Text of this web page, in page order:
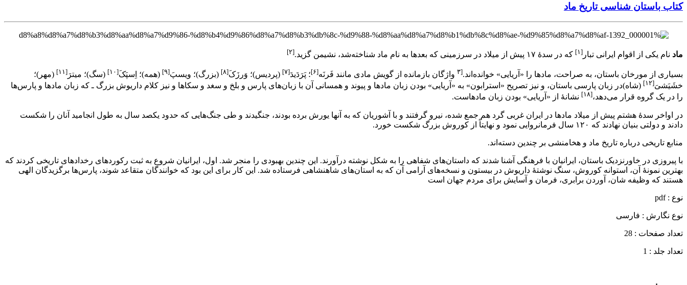
کتاب باستان شناسی تاریخ ماد
ماد نام یکی از اقوام ایرانی تبار [۱] که در سدهٔ ۱۷ پیش از میلاد در سرزمینی که بعدها به نام ماد شناخته‌شد، نشیمن گزید. [۲]
بسیاری از مورخان باستان، به صراحت، مادها را «آریایی» خوانده‌اند.[۳ واژگان بازمانده از گویش مادی مانند فَرنَه[۶] ؛ پَرَدَیدَ[۷] (پردیس)؛ وَرزَکَ[۸] (بزرگ)؛ ویسپَ[۹] (همه)؛ اِسپَکَ[۱۰] (سگ)؛ میترَ[۱۱]
(مهر)؛
خشَیَشیَ[۱۲]
(شاه)در زبان پارسی باستان، و نیز تصریح «استرابون» به «آریایی» بودن زبان مادها و پیوند و همسانی آن با زبان‌های پارس و بلخ و سغد و سکاها و نیز کلام داریوش بزرگ ـ که زبان مادها و پارس‌ها
را در یک گروه قرار می‌دهد،[۱۸] نشانهٔ از «آریایی» بودن زبان مادهاست.
در اواخر سدهٔ هشتم پیش از میلاد مادها در ایران غربی گرد هم جمع شده، نیرو گرفتند و با آشوریان که به آنها یورش برده بودند، جنگیدند و طی جنگ‌هایی که حدود یکصد سال به طول انجامید آنان را شکست
دادند و دولتی بنیان نهادند که ۱۲۰ سال فرمانروایی نمود و نهایتاً از کوروش بزرگ شکست خورد.
منابع تاریخی درباره تاریخ ماد و هخامنشی بر چندین دسته‌اند.
با پیروزی در خاورنزدیک باستان، ایرانیان با فرهنگی آشنا شدند که داستان‌های شفاهی را به شکل نوشته درآورند. این چندین بهبودی را منجر شد. اول، ایرانیان شروع به ثبت رکوردهای رخدادهای تاریخی کردند که
بهترین نمونهٔ آن، استوانه کوروش، سنگ نوشتهٔ داریوش در بیستون و نسخه‌های آرامی آن که به استان‌های شاهنشاهی فرستاده شد. این کار برای این بود که خوانندگان متقاعد شوند، پارس‌ها برگزیدگان الهی
هستند که وظیفه شان، آوردن برابری، فرمان و آسایش برای مردم جهان است
نوع : pdf
نوع نگارش : فارسی
تعداد صفحات : 28
تعداد جلد : 1